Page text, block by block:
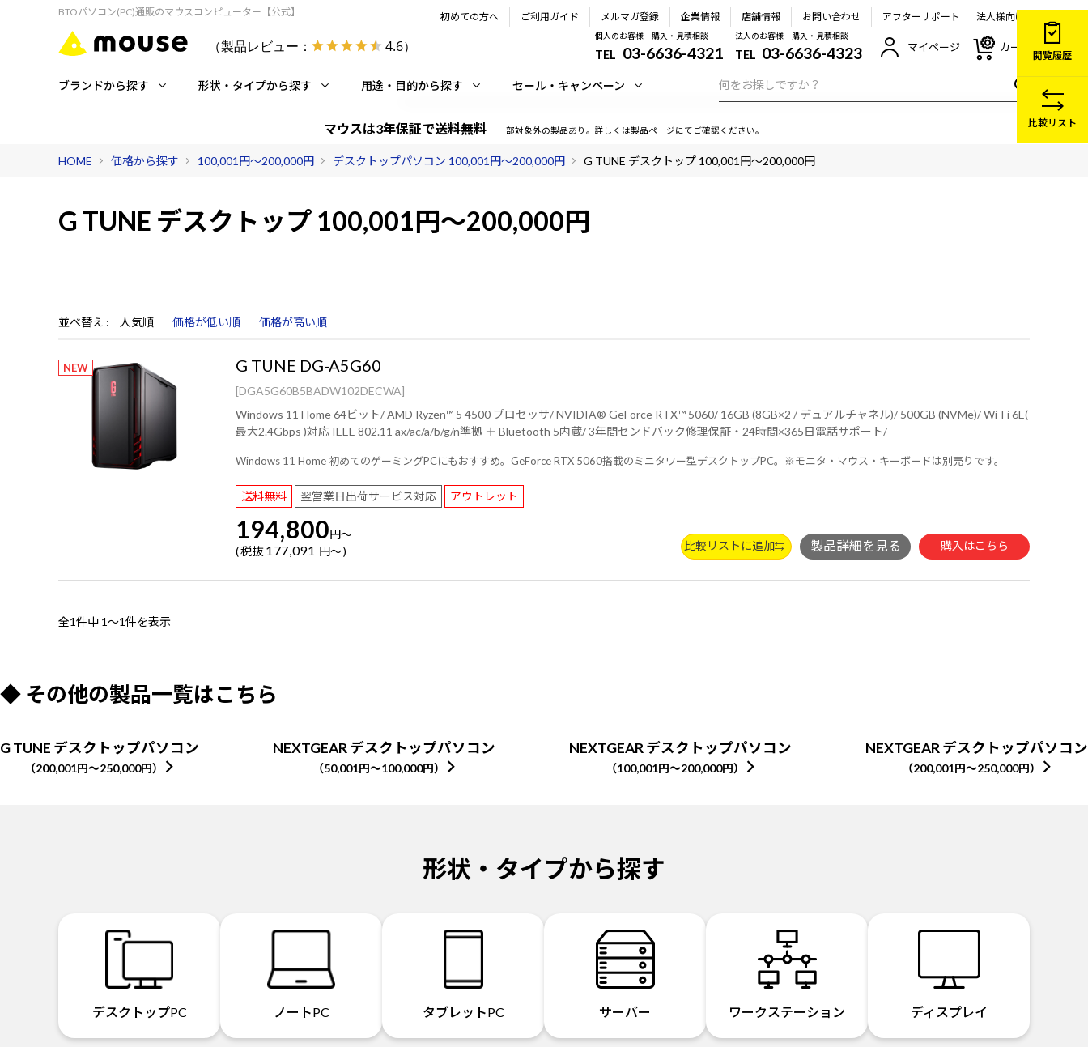
BTOパソコン(PC)通販のマウスコンピューター【公式】
（製品レビュー： 4.6）
初めての方へ ご利用ガイド メルマガ登録 企業情報 店舗情報 お問い合わせ アフターサポート 法人様向け
個人のお客様 購入・見積相談
TEL 03-6636-4321
法人のお客様 購入・見積相談
TEL 03-6636-4323 マイページ カート
ブランドから探す 形状・タイプから探す 用途・目的から探す セール・キャンペーン
マウスは3年保証で送料無料 一部対象外の製品あり。詳しくは製品ページにてご確認ください。
HOME 価格から探す 100,001円～200,000円 デスクトップパソコン 100,001円～200,000円 G TUNE デスクトップ 100,001円～200,000円
G TUNE デスクトップ 100,001円～200,000円
並べ替え 人気順 価格が低い順 価格が高い順
NEW G TUNE DG-A5G60
[DGA5G60B5BADW102DECWA]
Windows 11 Home 64ビット/ AMD Ryzen™ 5 4500 プロセッサ/ NVIDIA® GeForce RTX™ 5060/ 16GB (8GB×2 / デュアルチャネル)/ 500GB (NVMe)/ Wi-Fi 6E(
最大2.4Gbps )対応 IEEE 802.11 ax/ac/a/b/g/n準拠 ＋ Bluetooth 5内蔵/ 3年間センドバック修理保証・24時間×365日電話サポート/
Windows 11 Home 初めてのゲーミングPCにもおすすめ。GeForce RTX 5060搭載のミニタワー型デスクトップPC。※モニタ・マウス・キーボードは別売りです。
送料無料 翌営業日出荷サービス対応 アウトレット
194,800円～
税抜 177,091 円～ 比較リストに追加 購入はこちら
全1件中 1～1件を表示
◆ その他の製品一覧はこちら
G TUNE デスクトップパソコン
（200,001円～250,000円）
NEXTGEAR デスクトップパソコン
（50,001円～100,000円）
NEXTGEAR デスクトップパソコン
（100,001円～200,000円）
NEXTGEAR デスクトップパソコン
（200,001円～250,000円）
形状・タイプから探す
デスクトップPC ノートPC タブレットPC サーバー ワークステーション ディスプレイ
閲覧履歴
比較リスト